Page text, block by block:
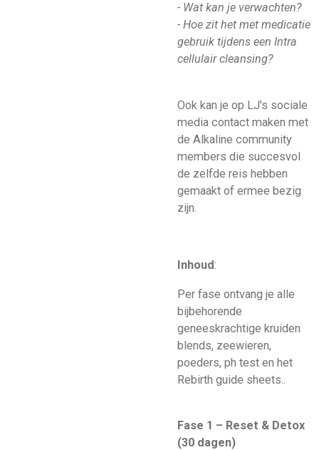
- Wat kan je verwachten?
- Hoe zit het met medicatie
gebruik tijdens een Intra
cellulair cleansing?
Ook kan je op LJ's sociale
media contact maken met
de Alkaline community
members die succesvol
de zelfde reis hebben
gemaakt of ermee bezig
zijn.
Inhoud:
Per fase ontvang je alle
bijbehorende
geneeskrachtige kruiden
blends, zeewieren,
poeders, ph test en het
Rebirth guide sheets..
Fase 1 – Reset & Detox
(30 dagen)